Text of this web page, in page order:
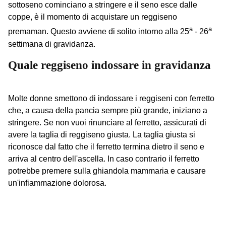
sottoseno cominciano a stringere e il seno esce dalle
coppe, è il momento di acquistare un reggiseno
premaman. Questo avviene di solito intorno alla 25a- 26a
settimana di gravidanza.
Quale reggiseno indossare in gravidanza
Molte donne smettono di indossare i reggiseni con ferretto
che, a causa della pancia sempre più grande, iniziano a
stringere. Se non vuoi rinunciare al ferretto, assicurati di
avere la taglia di reggiseno giusta. La taglia giusta si
riconosce dal fatto che il ferretto termina dietro il seno e
arriva al centro dell'ascella. In caso contrario il ferretto
potrebbe premere sulla ghiandola mammaria e causare
un'infiammazione dolorosa.